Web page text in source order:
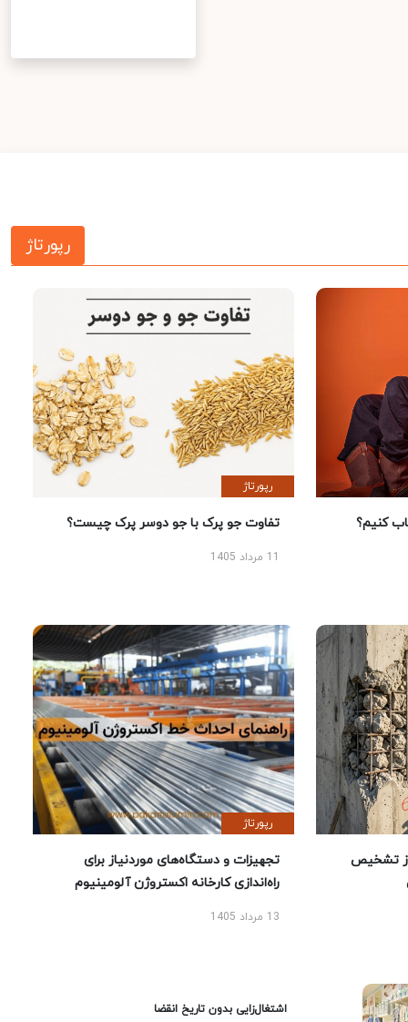
رپورتاژ
کنیم؟
رپورتاژ
تفاوت جو پرک با جو دوسر پرک چیست؟
تشخیص
رپورتاژ
تجهیزات و دستگاه‌های موردنیاز برای
راه‌اندازی کارخانه اکستروژن آلومینیوم
13 مرداد 1405
اشتغال‌زایی بدون تاریخ انقضا